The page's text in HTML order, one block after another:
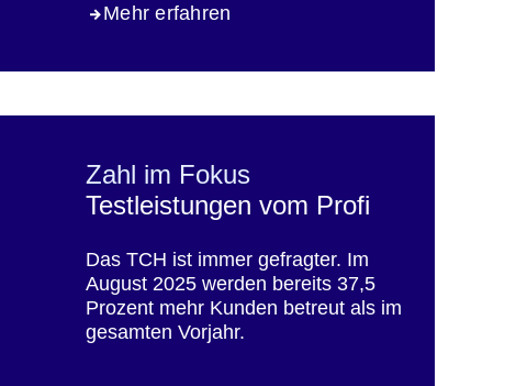
Mehr erfahren
Zahl im Fokus
Testleistungen vom Profi
Das TCH ist immer gefragter. Im
August 2025 werden bereits 37,5
Prozent mehr Kunden betreut als im
gesamten Vorjahr.